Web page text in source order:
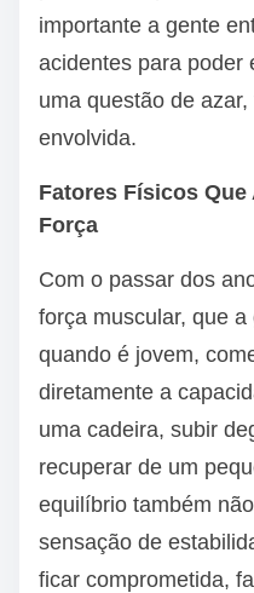
importante a gente
acidentes para poder
uma questão de
envolvida.
Fatores Físicos
Força
Com o passar dos
força muscular, que
quando é jovem,
diretamente a
uma cadeira, subir
recuperar de um
equilíbrio também
sensação de
ficar comprometida,